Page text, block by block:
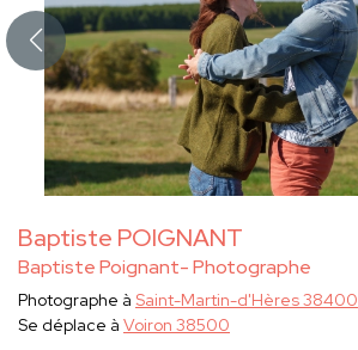
Baptiste POIGNANT
Baptiste Poignant- Photographe
Photographe à Saint-Martin-d'Hères 38400
Se déplace à Voiron 38500